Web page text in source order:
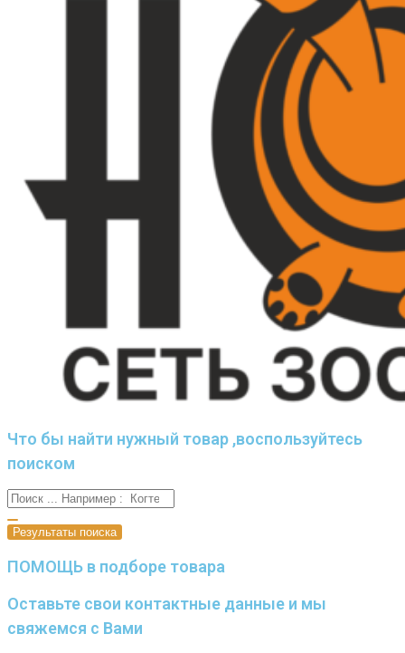
Что бы найти нужный товар ,воспользуйтесь
поиском
Результаты поиска
ПОМОЩЬ в подборе товара
Оставьте свои контактные данные и мы
свяжемся с Вами